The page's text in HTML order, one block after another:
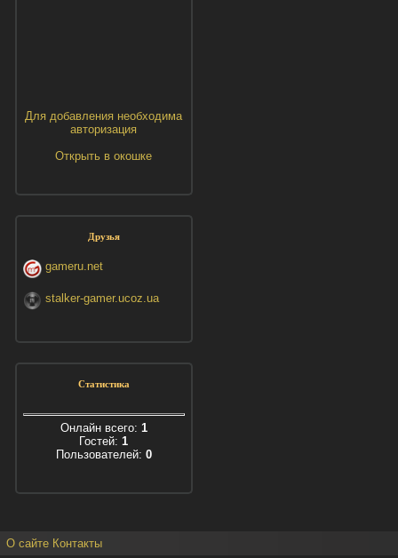
Для добавления необходима
авторизация
Открыть в окошке
Друзья
gameru.net
stalker-gamer.ucoz.ua
Статистика
Онлайн всего: 1
Гостей: 1
Пользователей: 0
О сайте Контакты